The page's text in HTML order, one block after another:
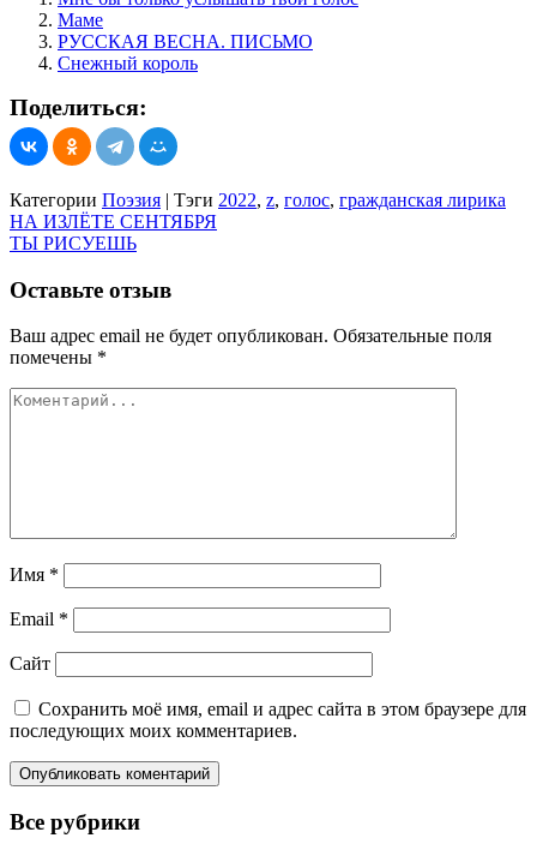
Маме
РУССКАЯ ВЕСНА. ПИСЬМО
Снежный король
Поделиться:
Категории Поэзия | Тэги 2022, z, голос, гражданская лирика
Навигация
по
записям
НА ИЗЛЁТЕ СЕНТЯБРЯ
ТЫ РИСУЕШЬ
Оставьте отзыв
Ваш адрес email не будет опубликован. Обязательные поля
помечены *
Имя *
Email *
Сайт
Сохранить моё имя, email и адрес сайта в этом браузере для
последующих моих комментариев.
Все рубрики